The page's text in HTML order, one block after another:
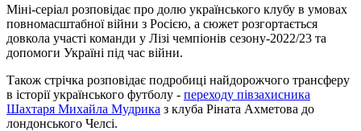
Міні-серіал розповідає про долю українського клубу в умовах
повномасштабної війни з Росією, а сюжет розгортається
довкола участі команди у Лізі чемпіонів сезону-2022/23 та
допомоги Україні під час війни.
Також стрічка розповідає подробиці найдорожчого трансферу
в історії українського футболу - переходу півзахисника
Шахтаря Михайла Мудрика з клуба Ріната Ахметова до
лондонського Челсі.